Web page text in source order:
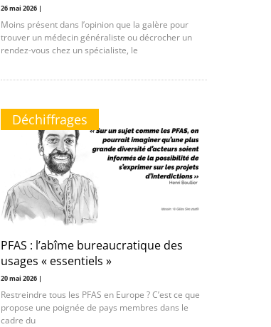
26 mai 2026 |
Moins présent dans l’opinion que la galère pour
trouver un médecin généraliste ou décrocher un
rendez-vous chez un spécialiste, le
Déchiffrages
PFAS : l’abîme bureaucratique des
usages « essentiels »
20 mai 2026 |
Restreindre tous les PFAS en Europe ? C’est ce que
propose une poignée de pays membres dans le
cadre du